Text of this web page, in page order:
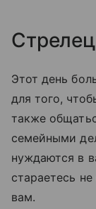
Стрелец
Этот день
для того,
также
семейными
нуждаются в
стараетесь
вам.